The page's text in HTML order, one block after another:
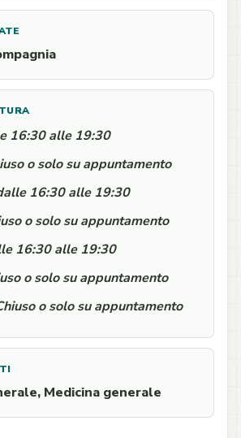
16:30 alle 19:30
o solo su appuntamento
16:30 alle 19:30
o solo su appuntamento
16:30 alle 19:30
o solo su appuntamento
o solo su appuntamento
Medicina generale